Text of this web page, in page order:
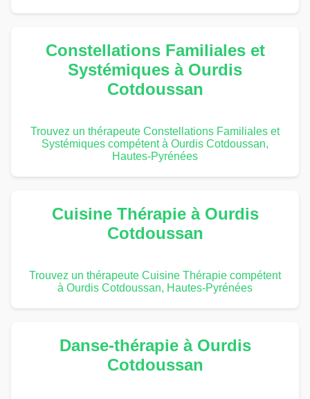
Constellations Familiales et
Systémiques à Ourdis
Cotdoussan
Trouvez un thérapeute Constellations Familiales et
Systémiques compétent à Ourdis Cotdoussan,
Hautes-Pyrénées
Cuisine Thérapie à Ourdis
Cotdoussan
Trouvez un thérapeute Cuisine Thérapie compétent
à Ourdis Cotdoussan, Hautes-Pyrénées
Danse-thérapie à Ourdis
Cotdoussan